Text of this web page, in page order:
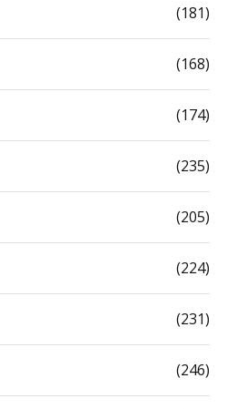
(181)
(168)
(174)
(235)
(205)
(224)
(231)
(246)